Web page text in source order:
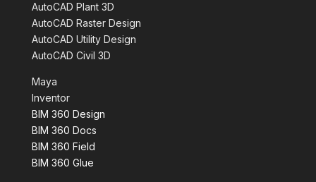
AutoCAD Plant 3D
AutoCAD Raster Design
AutoCAD Utility Design
AutoCAD Civil 3D
Maya
Inventor
BIM 360 Design
BIM 360 Docs
BIM 360 Field
BIM 360 Glue